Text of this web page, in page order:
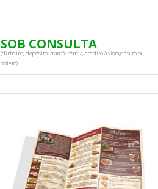
SOB CONSULTA
(dinheiro, depósito, transferência, crédito à vista,débito ou
boleto).